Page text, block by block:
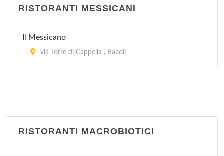
RISTORANTI MESSICANI
Il Messicano
via Torre di Cappella , Bacoli
RISTORANTI MACROBIOTICI